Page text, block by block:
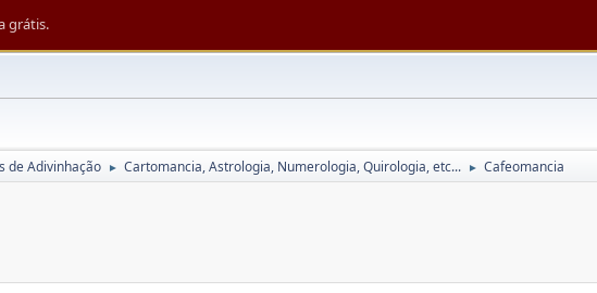
grátis.
de Adivinhação ► Cartomancia, Astrologia, Numerologia, Quirologia, etc... ► Cafeomancia